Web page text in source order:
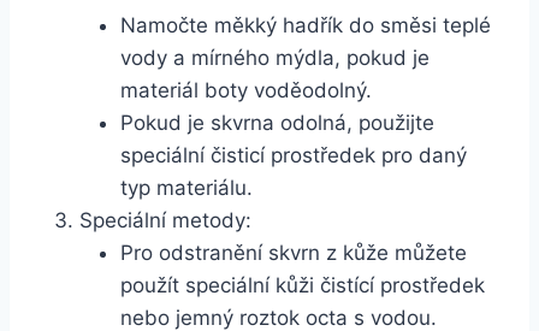
Namočte měkký ​hadřík do směsi teplé‍
vody‍ a mírného‌ mýdla, pokud je
materiál ‍boty ⁣voděodolný.
Pokud je skvrna odolná, ⁢použijte‌
speciální čisticí prostředek pro daný
typ materiálu.
Speciální metody:
Pro odstranění skvrn z kůže můžete
použít speciální kůži ​čistící prostředek
nebo jemný roztok octa s vodou.